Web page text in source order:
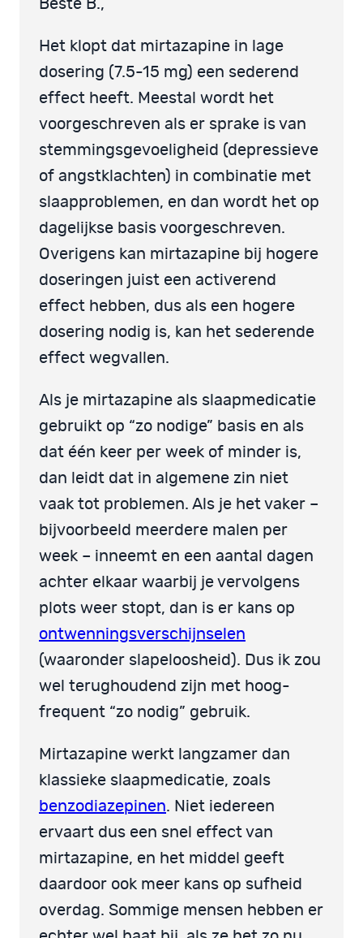
Beste B.,
Het klopt dat mirtazapine in lage
dosering (7.5-15 mg) een sederend
effect heeft. Meestal wordt het
voorgeschreven als er sprake is van
stemmingsgevoeligheid (depressieve
of angstklachten) in combinatie met
slaapproblemen, en dan wordt het op
dagelijkse basis voorgeschreven.
Overigens kan mirtazapine bij hogere
doseringen juist een activerend
effect hebben, dus als een hogere
dosering nodig is, kan het sederende
effect wegvallen.
Als je mirtazapine als slaapmedicatie
gebruikt op “zo nodige” basis en als
dat één keer per week of minder is,
dan leidt dat in algemene zin niet
vaak tot problemen. Als je het vaker –
bijvoorbeeld meerdere malen per
week – inneemt en een aantal dagen
achter elkaar waarbij je vervolgens
plots weer stopt, dan is er kans op
ontwenningsverschijnselen
(waaronder slapeloosheid). Dus ik zou
wel terughoudend zijn met hoog-
frequent “zo nodig” gebruik.
Mirtazapine werkt langzamer dan
klassieke slaapmedicatie, zoals
benzodiazepinen. Niet iedereen
ervaart dus een snel effect van
mirtazapine, en het middel geeft
daardoor ook meer kans op sufheid
overdag. Sommige mensen hebben er